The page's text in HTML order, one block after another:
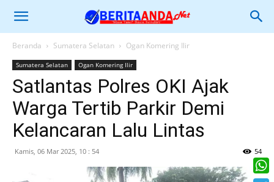
Beranda Sumatera Selatan Ogan Komering Ilir
Sumatera Selatan Ogan Komering Ilir
Satlantas Polres OKI Ajak
Warga Tertib Parkir Demi
Kelancaran Lalu Lintas
Kamis, 06 Mar 2025, 10 : 54 54